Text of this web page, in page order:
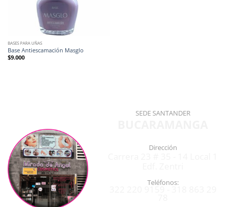
BASES PARA UÑAS
Base Antiescamación Masglo
$9.000
SEDE SANTANDER
Dirección
Teléfonos: